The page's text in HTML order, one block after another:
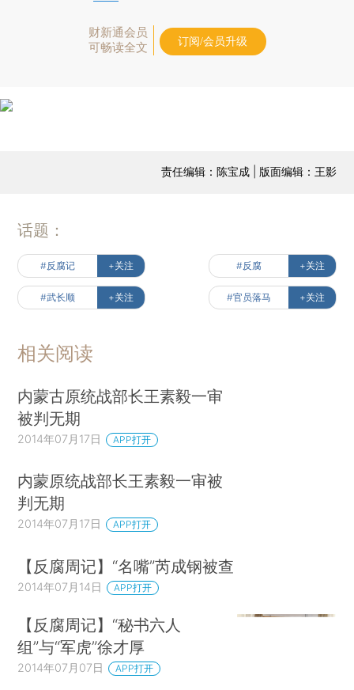
财新通会员
可畅读全文
订阅/会员升级
责任编辑：陈宝成 | 版面编辑：王影
话题：
#反腐记 +关注 #反腐 +关注
#武长顺 +关注 #官员落马 +关注
相关阅读
内蒙古原统战部长王素毅一审
被判无期
2014年07月17日 APP打开
内蒙原统战部长王素毅一审被
判无期
2014年07月17日 APP打开
【反腐周记】“名嘴”芮成钢被查
2014年07月14日 APP打开
【反腐周记】“秘书六人
组”与“军虎”徐才厚
2014年07月07日 APP打开